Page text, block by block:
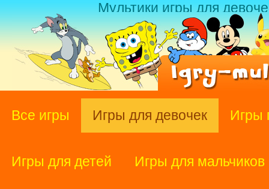
Мультики игры для
Все игры Игры для девочек Игры
Игры для детей Игры для мальчиков